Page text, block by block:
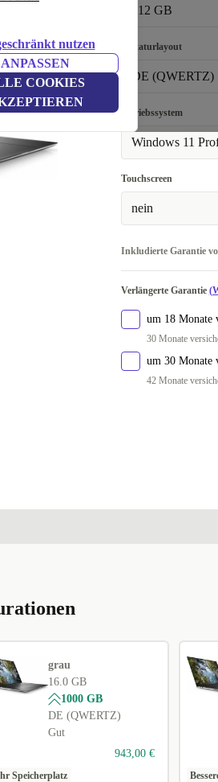
nutzen
ANPASSEN
COOKIES
32.0 GB
512 GB
512 GB
1000 GB
Tastaturlayout
DE (QWERTZ)
DE (QWERTZ)
In anderen
UK (QWERTY)
Betriebssystem
Windows 11
Touchscreen
nein
Inkludierte Garantie
Verlängerte Garantie
um 18 Monate
30 Monate
um 30 Monate
42 Monate
grau
16.0 GB
1000 GB
DE (QWERTZ)
Gut
943,00 €
Speicherplatz